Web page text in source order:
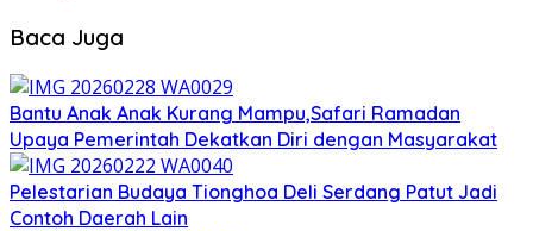
Baca Juga
Bantu Anak Anak Kurang Mampu,Safari Ramadan
Upaya Pemerintah Dekatkan Diri dengan Masyarakat
Pelestarian Budaya Tionghoa Deli Serdang Patut Jadi
Contoh Daerah Lain